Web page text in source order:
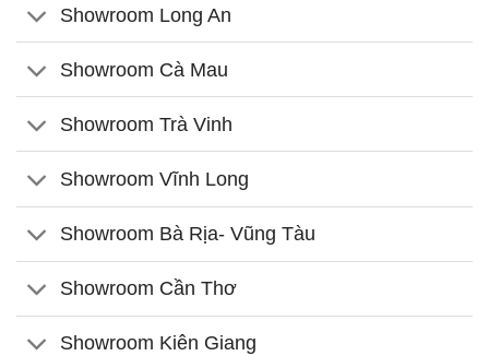
Showroom Long An
Showroom Cà Mau
Showroom Trà Vinh
Showroom Vĩnh Long
Showroom Bà Rịa- Vũng Tàu
Showroom Cần Thơ
Showroom Kiên Giang